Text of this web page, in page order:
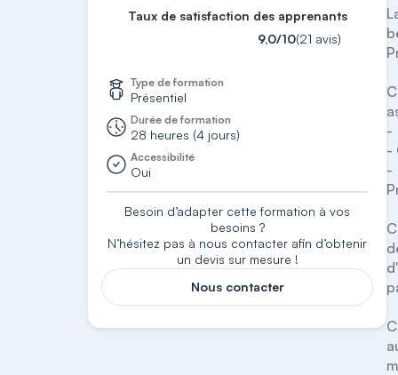
Taux de satisfaction des apprenants
9,0/10(21 avis)
Type de formation
Présentiel
Durée de formation
28 heures (4 jours)
Accessibilité
Oui
Besoin d’adapter cette formation à vos
besoins ?
N’hésitez pas à nous contacter afin d’obtenir
un devis sur mesure !
Nous contacter
-
-
-